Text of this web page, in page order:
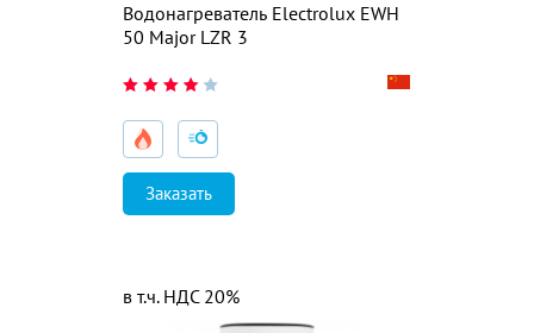
Водонагреватель Electrolux EWH
50 Major LZR 3
Заказать
в т.ч. НДС 20%